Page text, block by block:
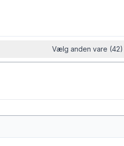
Vælg anden vare (42)